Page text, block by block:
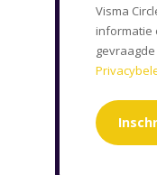
Visma
informatie